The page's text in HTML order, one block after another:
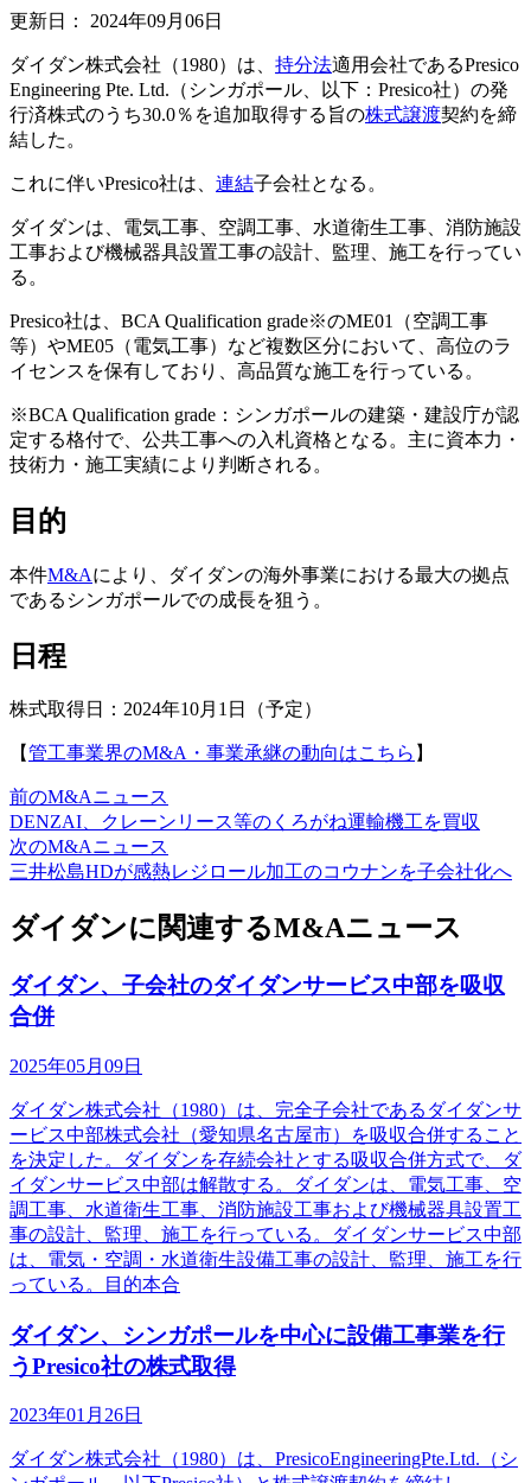
更新日： 2024年09月06日
ダイダン株式会社（1980）は、 持分法適用会社であるPresico
Engineering Pte. Ltd.（シンガポール、以下：Presico社）の発
行済株式のうち30.0％を追加取得する旨の株式譲渡契約を締
結した。
これに伴いPresico社は、 連結子会社となる。
ダイダンは、電気工事、空調工事、水道衛生工事、消防施設
工事および機械器具設置工事の設計、監理、施工を行ってい
る。
Presico社は、BCA Qualification grade※のME01（空調工事
等）やME05（電気工事）など複数区分において、高位のラ
イセンスを保有しており、高品質な施工を行っている。
※BCA Qualification grade：シンガポールの建築・建設庁が認
定する格付で、公共工事への入札資格となる。主に資本力・
技術力・施工実績により判断される。
目的
本件M&Aにより、ダイダンの海外事業における最大の拠点
であるシンガポールでの成長を狙う。
日程
株式取得日：2024年10月1日（予定）
【管工事業界のM&A・事業承継の動向はこちら 】
前のM&Aニュース
DENZAI、クレーンリース等のくろがね運輸機工を買収
次のM&Aニュース
三井松島HDが感熱レジロール加工のコウナンを子会社化へ
ダイダンに関連するM&Aニュース
ダイダン、子会社のダイダンサービス中部を吸収
合併
2025年05月09日
ダイダン株式会社（1980）は、完全子会社であるダイダンサ
ービス中部株式会社（愛知県名古屋市）を吸収合併すること
を決定した。ダイダンを存続会社とする吸収合併方式で、ダ
イダンサービス中部は解散する。ダイダンは、電気工事、空
調工事、水道衛生工事、消防施設工事および機械器具設置工
事の設計、監理、施工を行っている。ダイダンサービス中部
は、電気・空調・水道衛生設備工事の設計、監理、施工を行
っている。目的本合
ダイダン、シンガポールを中心に設備工事業を行
うPresico社の株式取得
2023年01月26日
ダイダン株式会社（1980）は、PresicoEngineeringPte.Ltd.（シ